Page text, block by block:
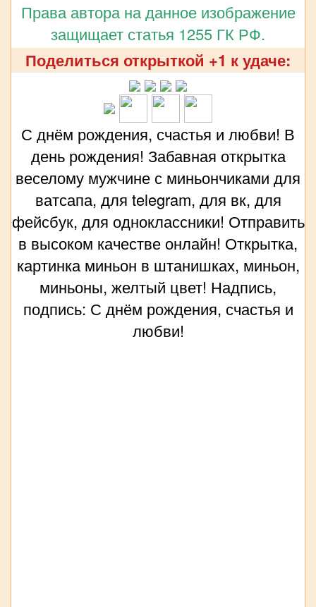
Права автора на данное изображение
защищает статья 1255 ГК РФ.
Поделиться открыткой +1 к удаче:
С днём рождения, счастья и любви! В
день рождения! Забавная открытка
веселому мужчине с миньончиками для
ватсапа, для telegram, для вк, для
фейсбук, для одноклассники! Отправить
в высоком качестве онлайн! Открытка,
картинка миньон в штанишках, миньон,
миньоны, желтый цвет! Надпись,
подпись: С днём рождения, счастья и
любви!